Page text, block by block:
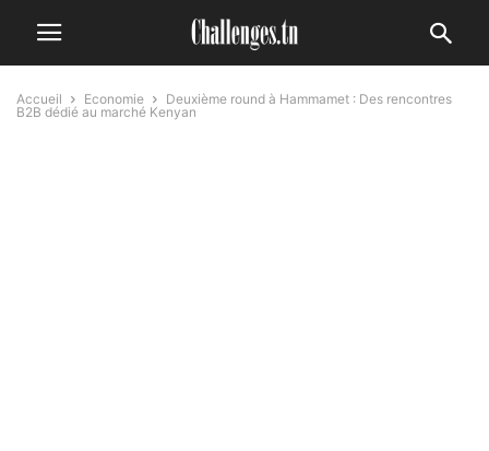
Accueil Economie
Deuxième round à Hammamet : Des rencontres
B2B dédié au marché Kenyan